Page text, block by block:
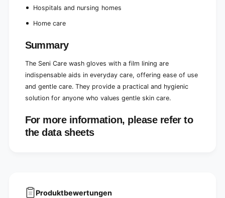
Hospitals and nursing homes
Home care
Summary
The Seni Care wash gloves with a film lining are
indispensable aids in everyday care, offering ease of use
and gentle care. They provide a practical and hygienic
solution for anyone who values gentle skin care.
For more information, please refer to
the data sheets
Produktbewertungen